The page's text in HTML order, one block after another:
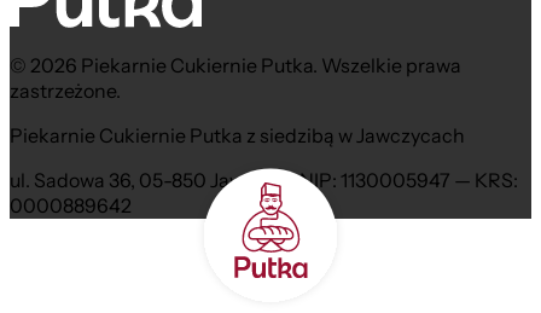
© 2026 Piekarnie Cukiernie Putka. Wszelkie prawa
zastrzeżone.
Piekarnie Cukiernie Putka z siedzibą w Jawczycach
ul. Sadowa 36, 05-850 Jawczyce NIP: 1130005947 — KRS:
0000889642